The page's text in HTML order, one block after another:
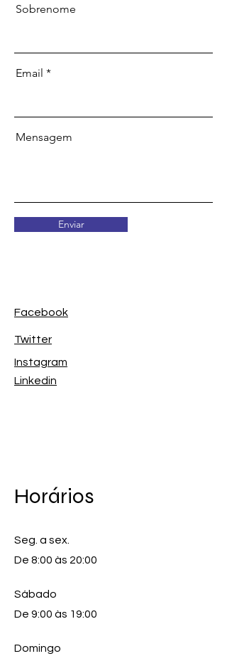
Sobrenome
Email
Mensagem
Enviar
Facebook
Twitter
Instagram
Linkedin
Horários
Seg. a sex.
De 8:00 às 20:00
Sábado
De 9:00 às 19:00
Domingo